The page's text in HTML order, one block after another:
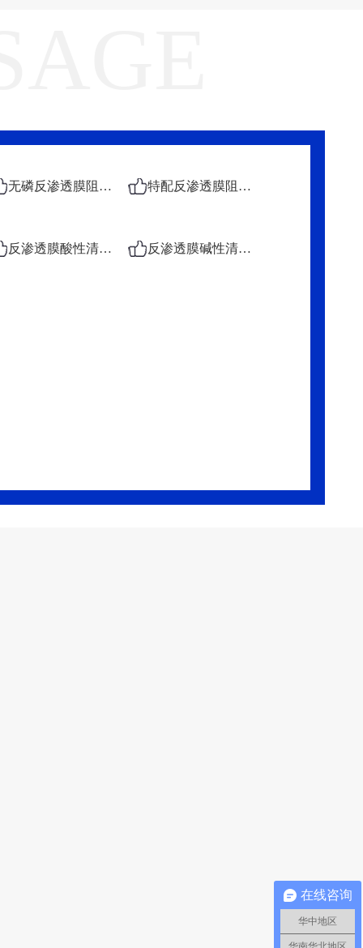
无磷反渗透膜阻垢剂 特配反渗透膜阻垢剂
反渗透膜酸性清洗剂 反渗透膜碱性清洗剂
在线咨询
华中地区